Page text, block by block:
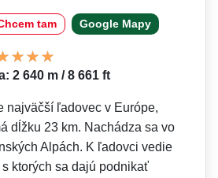
tam Google Mapy
2 640 m / 8 661 ft
najväčší ľadovec v Európe,
dĺžku 23 km. Nachádza sa vo
Alpách. K ľadovci vedie
ktorých sa dajú podnikať